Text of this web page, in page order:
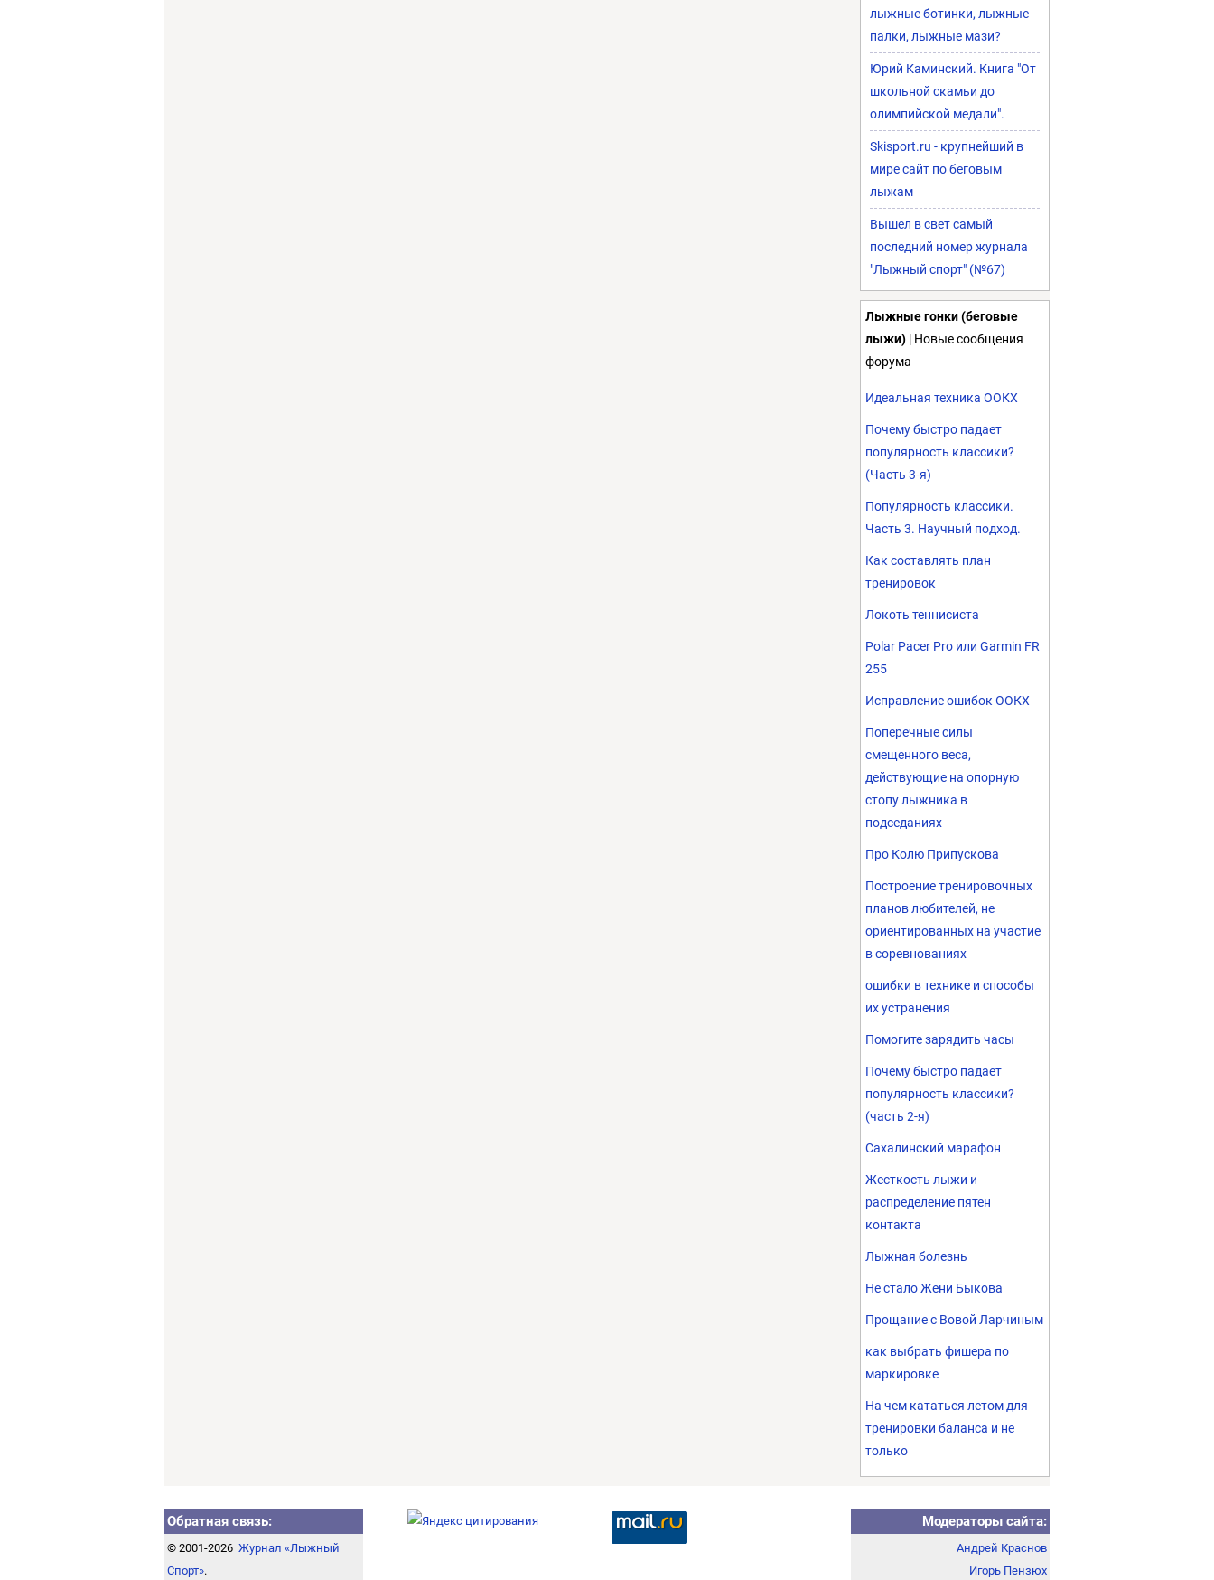
лыжные ботинки, лыжные
палки, лыжные мази?
Юрий Каминский. Книга "От
школьной скамьи до
олимпийской медали".
Skisport.ru - крупнейший в
мире сайт по беговым
лыжам
Вышел в свет самый
последний номер журнала
"Лыжный спорт" (№67)
Лыжные гонки (беговые
лыжи) | Новые сообщения
форума
Идеальная техника ООКХ
Почему быстро падает
популярность классики?
(Часть 3-я)
Популярность классики.
Часть 3. Научный подход.
Как составлять план
тренировок
Локоть теннисиста
Polar Pacer Pro или Garmin FR
255
Исправление ошибок ООКХ
Поперечные силы
смещенного веса,
действующие на опорную
стопу лыжника в
подседаниях
Про Колю Припускова
Построение тренировочных
планов любителей, не
ориентированных на участие
в соревнованиях
ошибки в технике и способы
их устранения
Помогите зарядить часы
Почему быстро падает
популярность классики?
(часть 2-я)
Сахалинский марафон
Жесткость лыжи и
распределение пятен
контакта
Лыжная болезнь
Не стало Жени Быкова
Прощание с Вовой Ларчиным
как выбрать фишера по
маркировке
На чем кататься летом для
тренировки баланса и не
только
Обратная связь:
© 2001-2026 Журнал «Лыжный
Спорт».
Модераторы сайта:
Андрей Краснов
Игорь Пензюх